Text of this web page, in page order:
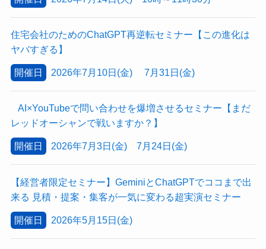
住宅会社のためのChatGPT再逆転セミナー【この進化は
ヤバすぎる】
開催日 2026年7月10日(金) 7月31日(金)
AI×YouTubeで問い合わせを爆増させるセミナー【まだ
レッドオーシャンで戦いますか？】
開催日 2026年7月3日(金) 7月24日(金)
【経営者限定セミナー】GeminiとChatGPTでココまで出
来る 見積・提案・集客が一気に変わる超実演セミナー
開催日 2026年5月15日(金)